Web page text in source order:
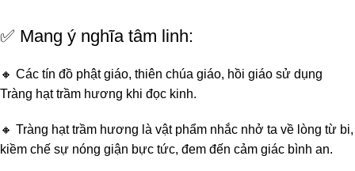
✅ Mang ý nghĩa tâm linh:
🔸 Các tín đồ phật giáo, thiên chúa giáo, hồi giáo sử dụng
Tràng hạt trầm hương khi đọc kinh.
🔸 Tràng hạt trầm hương là vật phẩm nhắc nhở ta về lòng từ bi,
kiềm chế sự nóng giận bực tức, đem đến cảm giác bình an.